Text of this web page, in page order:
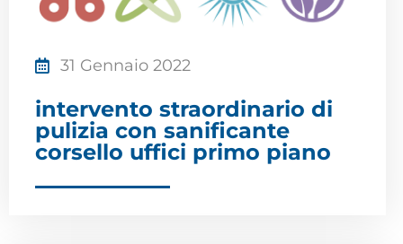
31 Gennaio 2022
intervento straordinario di
pulizia con sanificante
corsello uffici primo piano